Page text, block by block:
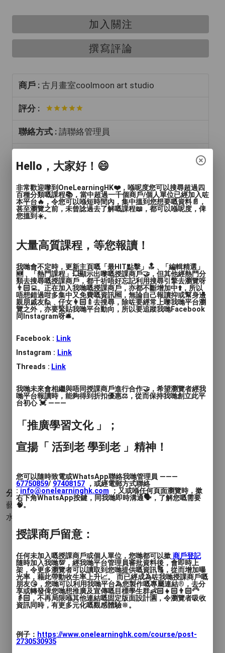
加入關注
撰寫評論
商戶 : 古月畫室coolmoon art studio
評分 :
聯絡方式 : 請聯絡管理員
九龍黃大仙睦鄰街八號現崇山商場地下9號A
舖
簡介 :古月畫室著重培養孩子的想像力和創造力，
激發和保護他們能夠自由主動去呈現自己生命的能
力，讓孩子們參與創造性的藝術活動是實現這一目
標的最有效方法。
商戶標誌
年齡範圍: 兒童(15歲或以下), 青年(15-24歲)
語言: 廣東話
教學模式: 面授
時間: 個別查詢
價錢: 個別查詢
分類 :
藝術與設計 - 繪畫
水墨畫 粉彩畫 水粉畫 丙烯畫(塑膠彩) 蠟筆畫 其他 (繪畫)
Hello，大家好！😄
非常歡迎嚟到OneLearningHK❤️，喺呢度您可以搜尋超過四
百種分類嘅課程📚，當中超過一千個商戶/個人單位已經加入咗
本平台🔥，令您可以喺短時間內，集中搵到您想要嘅資料📄，
甚至瀏覽之前，未曾諗過去了解嘅課程📖，都可以喺呢度，俾
您搵到☀️。
大量高質課程，等您報讀！
我哋會不定時，更新主頁嘅「最HIT點擊」🔝﹑「編輯精選」
🆕﹑「熱門課程」💥顯示出嚟嘅授課商戶🤝，但其他經熱門分
類去搜尋嘅授課商戶，都千祈唔好忘記利用搜尋引擎去瀏覽呀
👨🏻‍💻。正在加入我哋嘅授課商戶，亦都不斷增加中⬆️，所以
唔想錯過咁多集中又免費嘅資訊🆓，無論自己報讀抑或幫身邊
親朋戚友🙋﹑仔女👩🏻‍🍼去搜尋，除咗要經常上嚟我哋平台瀏
覽之外，亦要緊貼我哋平台動向，所以要追蹤我哋Facebook
同Instagram呀🛎️。
Facebook : Link
Instagram : Link
Threads : Link
我哋未來會相繼與唔同授課商戶進行合作🤝，希望瀏覽者經我
哋平台報讀時，能夠得到折扣優惠⚖️，從而保持我哋創立此平
台初心 💓 ———
「推廣學習文化 」；
宣揚「 活到老 學到老 」精神！
您可以隨時致電或WhatsApp聯絡我哋管理員 ———
67750859/ 97408157 ，或經電郵方式聯絡
: info@onelearninghk.com ；又或喺任何頁面瀏覽時，撳
右下角WhatsApp按鍵，同我哋即時溝通🗣️，了解您嘅需要
🧠。
授課商戶留意：
任何未加入嘅授課商戶或個人單位，您哋都可以撳 商戶登記
隨時加入我哋💯，經我哋平台管理員審批資料後，會即時上
架，令更多瀏覽者可以讀取到您哋提供嘅資訊🔠，從而增加曝
光率，藉此帶動收生率上升📈。 而已經成為咗我哋授課商戶嘅
朋友😘，您哋可以利用我哋平台為您製作嘅專屬連結®️，去分
享或轉發俾您哋想推廣及宣傳嘅目標學生群👶🏻👧🏻👨🏻‍🦳
👵🏻，不再局限喺其他連結嘅固定版面設計🈵，令瀏覽者吸收
資訊同時，有更多元化嘅觀感體驗🔆。
例子： https://www.onelearninghk.com/course/post-
2730530935